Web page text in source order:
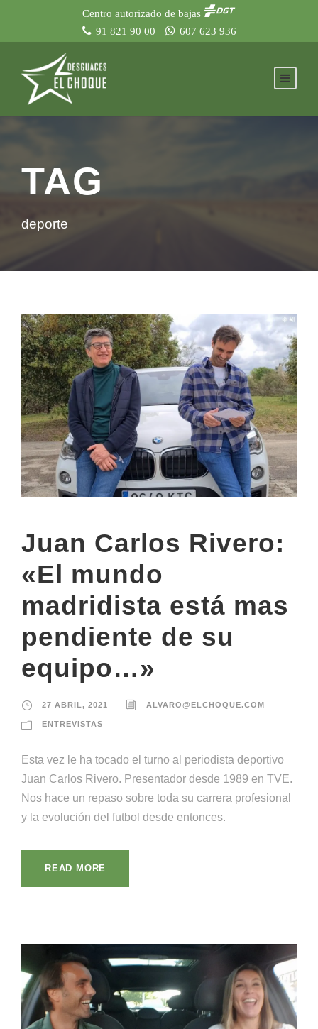
Centro autorizado de bajas
91 821 90 00
607 623 936
TAG
deporte
Juan Carlos Rivero:
«El mundo
madridista está mas
pendiente de su
equipo…»
27 ABRIL, 2021 ALVARO@ELCHOQUE.COM
ENTREVISTAS
Esta vez le ha tocado el turno al periodista deportivo
Juan Carlos Rivero. Presentador desde 1989 en TVE.
Nos hace un repaso sobre toda su carrera profesional
y la evolución del futbol desde entonces.
READ MORE